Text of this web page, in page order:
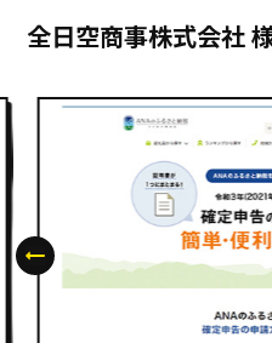
全日空商事株式会社